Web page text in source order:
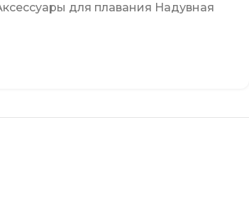
для плавания Надувная